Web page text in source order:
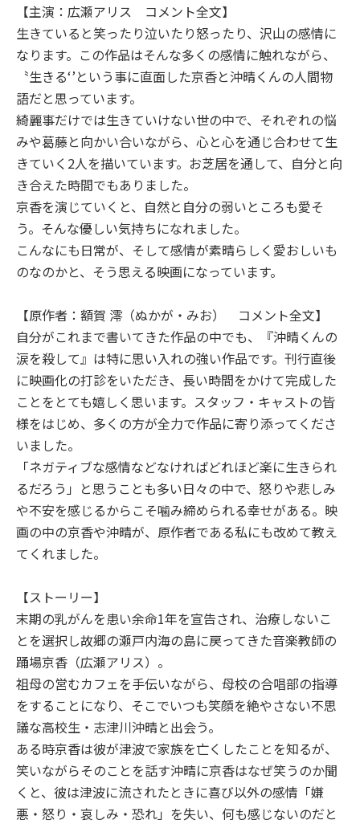
【主演：広瀬アリス コメント全文】
生きていると笑ったり泣いたり怒ったり、沢山の感情に
なります。この作品はそんな多くの感情に触れながら、
〝生きる‘’という事に直面した京香と沖晴くんの人間物
語だと思っています。
綺麗事だけでは生きていけない世の中で、それぞれの悩
みや葛藤と向かい合いながら、心と心を通じ合わせて生
きていく2人を描いています。お芝居を通して、自分と向
き合えた時間でもありました。
京香を演じていくと、自然と自分の弱いところも愛そ
う。そんな優しい気持ちになれました。
こんなにも日常が、そして感情が素晴らしく愛おしいも
のなのかと、そう思える映画になっています。
【原作者：額賀 澪（ぬかが・みお） コメント全文】
自分がこれまで書いてきた作品の中でも、『沖晴くんの
涙を殺して』は特に思い入れの強い作品です。刊行直後
に映画化の打診をいただき、長い時間をかけて完成した
ことをとても嬉しく思います。スタッフ・キャストの皆
様をはじめ、多くの方が全力で作品に寄り添ってくださ
いました。
「ネガティブな感情などなければどれほど楽に生きられ
るだろう」と思うことも多い日々の中で、怒りや悲しみ
や不安を感じるからこそ噛み締められる幸せがある。映
画の中の京香や沖晴が、原作者である私にも改めて教え
てくれました。
【ストーリー】
末期の乳がんを患い余命1年を宣告され、治療しないこ
とを選択し故郷の瀬戸内海の島に戻ってきた音楽教師の
踊場京香（広瀬アリス）。
祖母の営むカフェを手伝いながら、母校の合唱部の指導
をすることになり、そこでいつも笑顔を絶やさない不思
議な高校生・志津川沖晴と出会う。
ある時京香は彼が津波で家族を亡くしたことを知るが、
笑いながらそのことを話す沖晴に京香はなぜ笑うのか聞
くと、彼は津波に流されたときに喜び以外の感情「嫌
悪・怒り・哀しみ・恐れ」を失い、何も感じないのだと